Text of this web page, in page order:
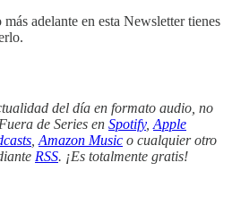
adelante en esta Newsletter tienes
del día en formato audio, no
de Series en Spotify, Apple
Amazon Music o cualquier otro
RSS. ¡Es totalmente gratis!